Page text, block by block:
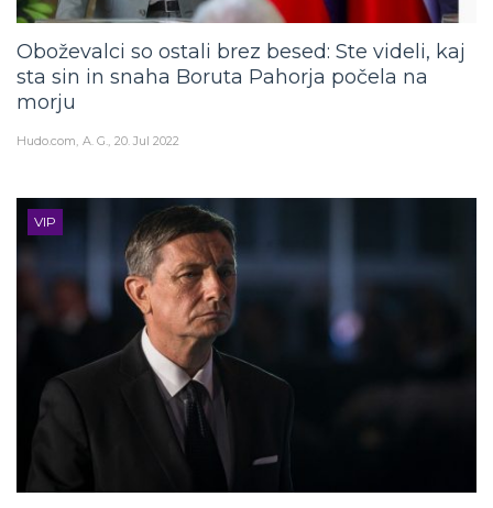
Oboževalci so ostali brez besed: Ste videli, kaj
sta sin in snaha Boruta Pahorja počela na
morju
Hudo.com A. G. 20. Jul 2022
VIP